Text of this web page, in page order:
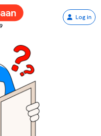
Log in